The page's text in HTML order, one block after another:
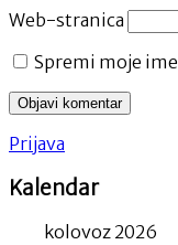
Web-stranica
Spremi moje
Prijava
Kalendar
kolovoz 2026